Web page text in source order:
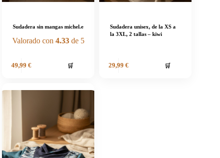
Sudadera sin mangas michel.e
Valorado con 4.33de 5
49,99 € 🛒
Sudadera unisex, de la XS a
la 3XL, 2 tallas – kiwi
29,99 € 🛒